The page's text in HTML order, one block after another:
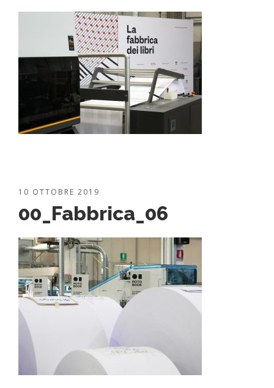
10 OTTOBRE 2019
00_Fabbrica_06